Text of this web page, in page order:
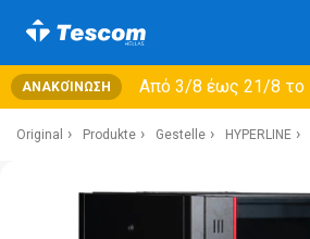
ΑΝΑΚΟΊΝΩΣΗ
Original Produkte Gestelle HYPERLINE